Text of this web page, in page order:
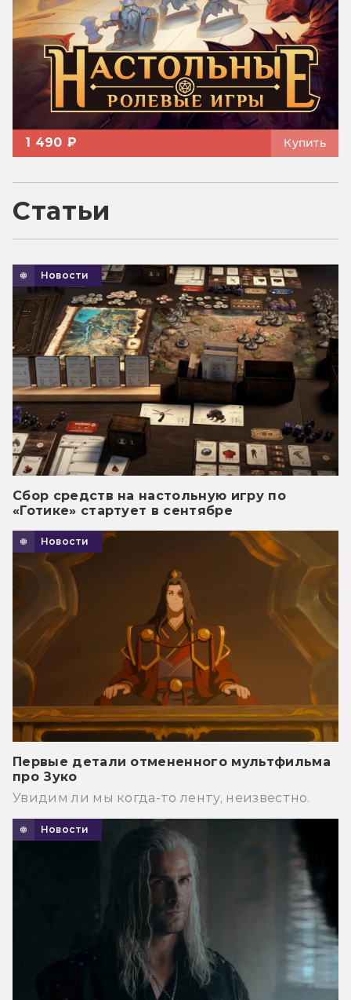
1 490 ₽ Купить
Статьи
Новости
Сбор средств на настольную игру по
«Готике» стартует в сентябре
Новости
Первые детали отмененного мультфильма
про Зуко
Увидим ли мы когда-то ленту, неизвестно.
Новости